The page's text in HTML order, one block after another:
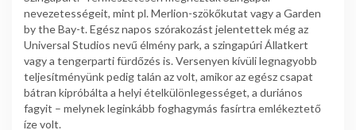
nevezetességeit, mint pl. Merlion-szökőkutat vagy a Garden
by the Bay-t. Egész napos szórakozást jelentettek még az
Universal Studios nevű élmény park, a szingapúri Állatkert
vagy a tengerparti fürdőzés is. Versenyen kívüli legnagyobb
teljesítményünk pedig talán az volt, amikor az egész csapat
bátran kipróbálta a helyi ételkülönlegességet, a duriános
fagyit – melynek leginkább foghagymás fasírtra emlékeztető
íze volt.